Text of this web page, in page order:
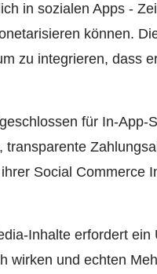
in sozialen Apps -
können.
zu integrieren, dass
für In-App-
Social Commerce
Inhalte erfordert
wirken und echten